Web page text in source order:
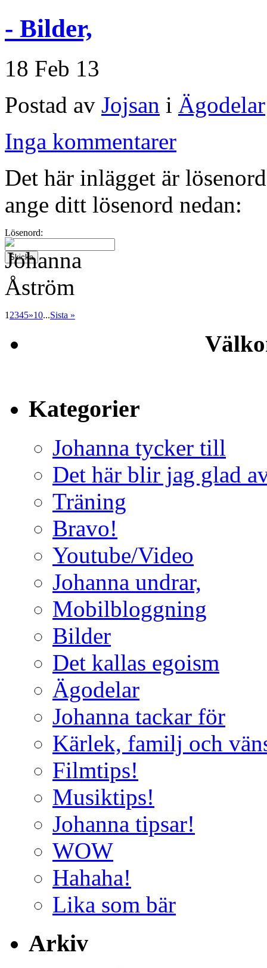
- Bilder,
18 Feb 13
Postad av Jojsan i Ägodelar
Inga kommentarer
Det här inlägget är
ange ditt lösenord nedan:
Lösenord:
1 2345»10...Sista »
Kategorier
Johanna tycker till
Det här blir jag glad
Träning
Bravo!
Youtube/Video
Johanna undrar,
Mobilbloggning
Bilder
Det kallas egoism
Ägodelar
Johanna tackar för
Kärlek, familj och
Filmtips!
Musiktips!
Johanna tipsar!
WOW
Hahaha!
Lika som bär
Arkiv